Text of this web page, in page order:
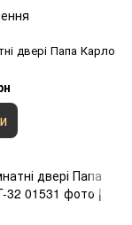
двері Папа Карло